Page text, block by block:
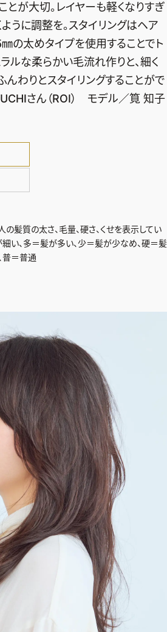
とが大切。レイヤーも軽くなりすぎ
うに調整を。スタイリングはヘア
の太めタイプを使用することでト
ルな柔らかい毛流れ作りと、細く
んわりとスタイリングすることがで
さん（ROI） モデル／筧 知子
の髪質の太さ、毛量、硬さ、くせを表示してい
細い、多＝髪が多い、少＝髪が少なめ、硬＝髪
普＝普通